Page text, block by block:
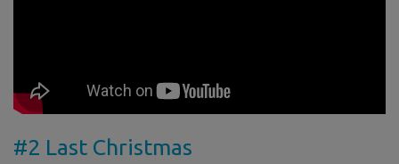
#2 Last Christmas